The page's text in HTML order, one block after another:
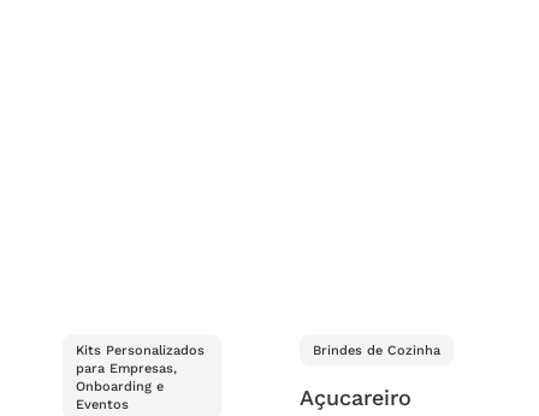
Kits Personalizados
para Empresas,
Onboarding e
Eventos
Brindes de Cozinha
Açucareiro